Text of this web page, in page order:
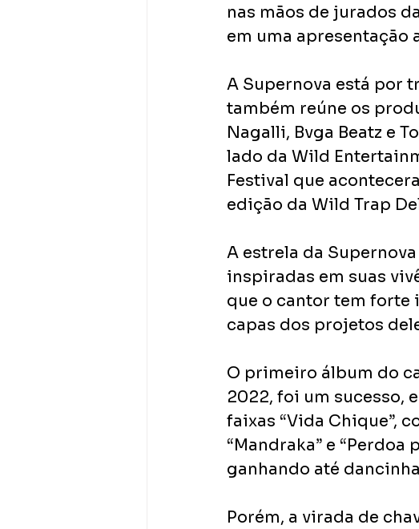
nas mãos de jurados
em uma apresentação
A Supernova está por
também reúne os
Nagalli, Bvga Beatz e
lado da Wild
Festival que
edição da Wild Trap
A estrela da
inspiradas em suas
que o cantor tem forte
capas dos projetos
O primeiro álbum do
2022, foi um sucesso,
faixas “Vida Chique”,
“Mandraka” e
ganhando até
Porém, a virada de